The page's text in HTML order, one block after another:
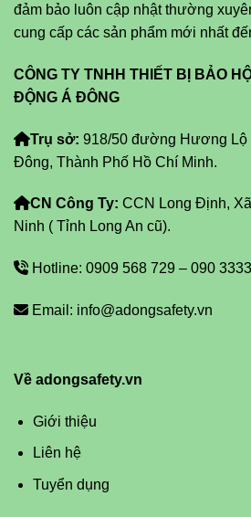
đảm bảo luôn cập nhật thường
cung cấp các sản phẩm mới nhất
CÔNG TY TNHH THIẾT BỊ BẢO
ĐỘNG Á ĐÔNG
Trụ sở: 918/50 đường Hương Lộ
Đông, Thành Phố Hồ Chí Minh.
CN Công Ty: CCN Long Định,
Ninh ( Tỉnh Long An cũ).
Hotline: 0909 568 729 – 090
Email: info@adongsafety.vn
Về adongsafety.vn
Giới thiệu
Liên hệ
Tuyển dụng